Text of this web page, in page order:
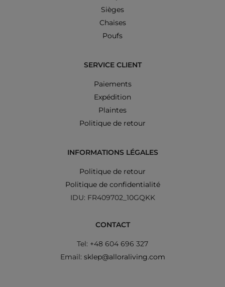
Sièges
Chaises
Poufs
SERVICE CLIENT
Paiements
Expédition
Plaintes
Politique de retour
INFORMATIONS LÉGALES
Politique de retour
Politique de confidentialité
IDU: FR409702_10GQKK
CONTACT
Tel: +48 604 696 327
Email: sklep@alloraliving.com